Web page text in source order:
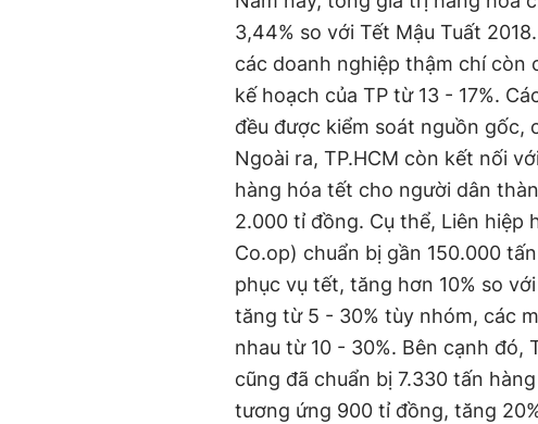
3,44% so với Tết Mậu Tuất
các doanh nghiệp thậm chí còn
kế hoạch của TP từ 13 - 17%.
đều được kiểm soát nguồn gốc,
Ngoài ra, TP.HCM còn kết nối
hàng hóa tết cho người dân
2.000 tỉ đồng. Cụ thể, Liên hiệp
Co.op) chuẩn bị gần 150.000
phục vụ tết, tăng hơn 10% so
tăng từ 5 - 30% tùy nhóm, các
nhau từ 10 - 30%. Bên cạnh đó,
cũng đã chuẩn bị 7.330 tấn
tương ứng 900 tỉ đồng, tăng